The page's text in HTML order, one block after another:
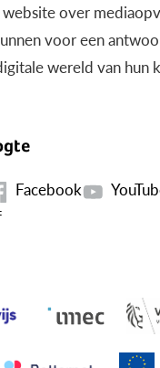
over
voor een
wereld van hun
Facebook